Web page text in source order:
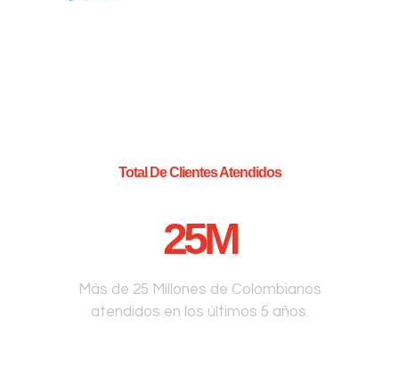
Total De Clientes Atendidos
25M
Más de 25 Millones de Colombianos
atendidos en los últimos 5 años.